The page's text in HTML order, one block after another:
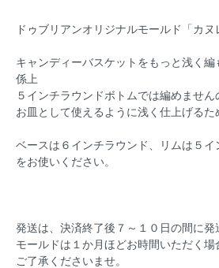
ドゥブリアンオリジナルモールド「カヌ
キャンディーバスケットをもっと浅く
係上
５インチラウンドボトムでは編めません
お皿として使えるように浅く仕上げるた
ベースは６インチラウンド、リムは５イ
をお使いください。
発送は、決済終了後７～１０日の間に発
モールドは１か月ほどお時間いただく場
ご了承くださいませ。